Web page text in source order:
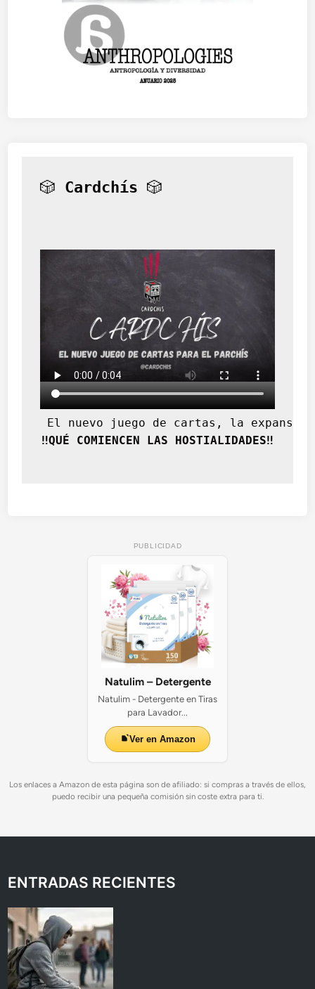
🎲 Cardchís 🎲
El nuevo juego de cartas, la
‼️QUÉ COMIENCEN LAS HOSTIALIDADES‼️
PUBLICIDAD
Natulim – Detergente
Natulim - Detergente en Tiras
para Lavador...
Ver en Amazon
Los enlaces a Amazon de esta página son de afiliado: si compras a través de ellos,
puedo recibir una pequeña comisión sin coste extra para ti.
ENTRADAS RECIENTES